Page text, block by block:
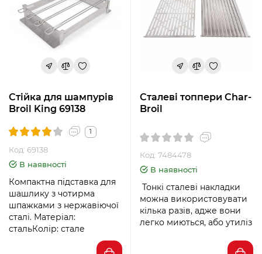
Стійка для шампурів
Broil King 69138
1
Код: 69138
В наявності
Компактна підставка для
шашлику з чотирма
шпажками з нержавіючої
сталі. Матеріал:
стальКолір: стале
Сталеві топпери Char-
Broil
Код: 7484478
В наявності
Тонкі сталеві накладки
можна використовувати
кілька разів, адже вони
легко миються, або утиліз